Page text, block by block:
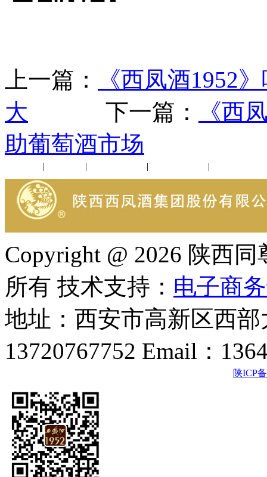
上一篇：
《西凤酒1952
大 下一篇：
《西
助葡萄酒市场
| | | |
Copyright @ 2026 陕西
所有 技术支持： 电子商
地址：西安市高新区西
13720767752 Email：
陕ICP